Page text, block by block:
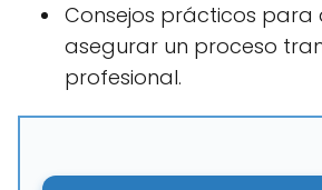
Consejos prácticos para
asegurar un proceso
profesional.